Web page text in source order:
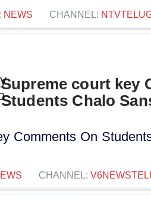
NEWS CHANNEL:
Supreme court key
Students Chalo
Comments On
CHANNEL: